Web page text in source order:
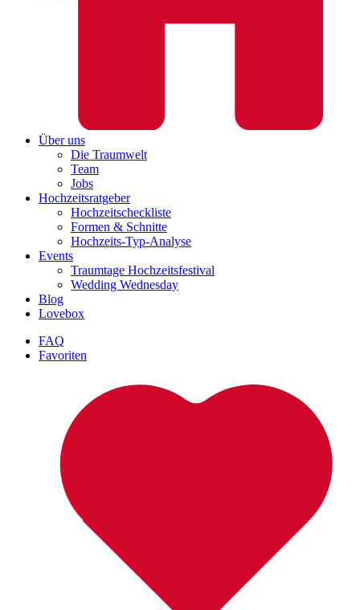
Über uns
Die Traumwelt
Team
Jobs
Hochzeitsratgeber
Hochzeitscheckliste
Formen & Schnitte
Hochzeits-Typ-Analyse
Events
Traumtage Hochzeitsfestival
Wedding Wednesday
Blog
Lovebox
FAQ
Favoriten